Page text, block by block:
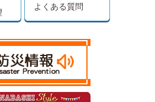
よくある質問